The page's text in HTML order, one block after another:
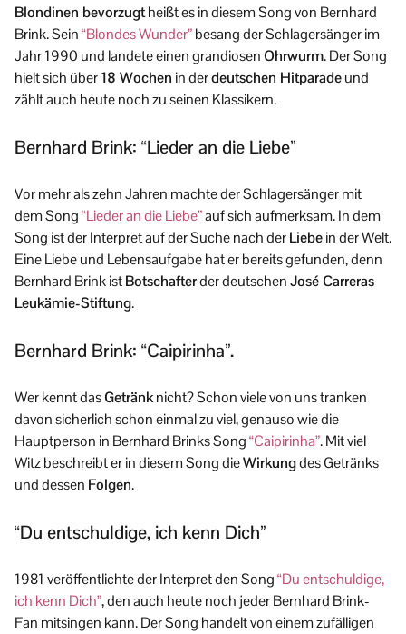
Blondinen bevorzugtheißt es in diesem Song von Bernhard
Brink. Sein“Blondes Wunder”besang der Schlagersänger im
Jahr 1990 und landete einen grandiosen Ohrwurm. Der Song
hielt sich über18 Wochen in derdeutschen Hitparadeund
zählt auch heute noch zu seinen Klassikern.
Bernhard Brink: “Lieder an die Liebe”
Vor mehr als zehn Jahren machte der Schlagersänger mit
dem Song“Lieder an die Liebe”auf sich aufmerksam. In dem
Song ist der Interpret auf der Suche nach derLiebein der Welt.
Eine Liebe und Lebensaufgabe hat er bereits gefunden, denn
Bernhard Brink istBotschafterder deutschenJosé Carreras
Leukämie-Stiftung.
Bernhard Brink: “Caipirinha”.
Wer kennt dasGetränknicht? Schon viele von uns tranken
davon sicherlich schon einmal zu viel, genauso wie die
Hauptperson in Bernhard Brinks Song“Caipirinha”. Mit viel
Witz beschreibt er in diesem Song dieWirkungdes Getränks
und dessen Folgen.
“Du entschuldige, ich kenn Dich”
1981 veröffentlichte der Interpret den Song“Du entschuldige,
ich kenn Dich”, den auch heute noch jeder Bernhard Brink-
Fan mitsingen kann. Der Song handelt von einem zufälligen